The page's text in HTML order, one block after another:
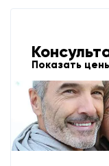
Показать